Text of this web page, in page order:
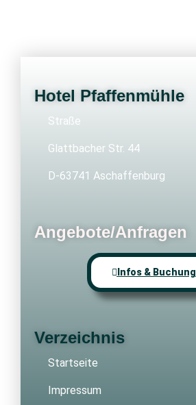
Hotel Pfaffenmühle
Straße
Glattbacher Str. 44
D-63741 Aschaffenburg
Angebote/Anfragen
Infos & Buchung
Verzeichnis
Startseite
Impressum